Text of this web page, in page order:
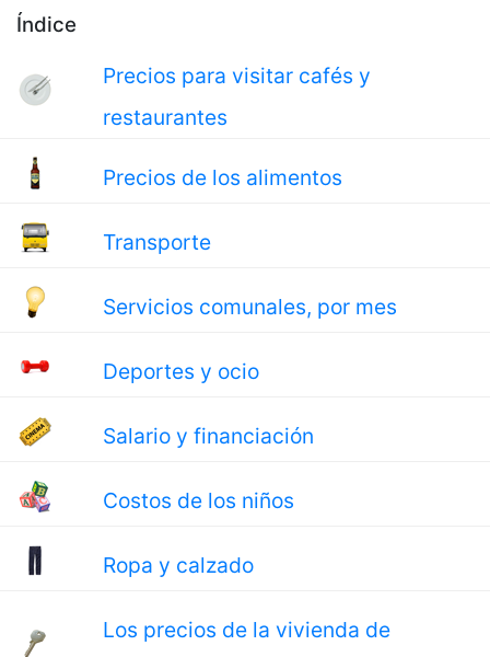
Índice
Precios para visitar cafés y
restaurantes
Precios de los alimentos
Transporte
Servicios comunales, por mes
Deportes y ocio
Salario y financiación
Costos de los niños
Ropa y calzado
Los precios de la vivienda de